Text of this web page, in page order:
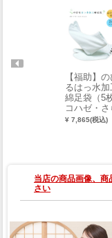
【福助】
るはっ水加
綿足袋（5
コハゼ・さ
し裏）【ゆ
¥ 7,865(税込)
当店の商品画像、
さい